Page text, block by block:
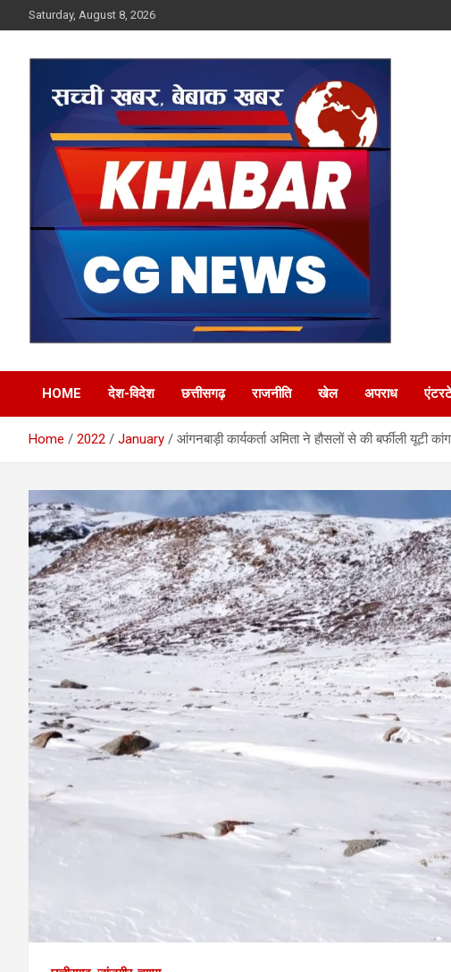
to
Saturday, August 8, 2026
Khabar CG News
HOME देश-विदेश छत्तीसगढ़ राजनीति खेल अपराध
Home 2022 January आंगनबाड़ी कार्यकर्ता अमिता ने हौसलों से की बर्फीली यूटी